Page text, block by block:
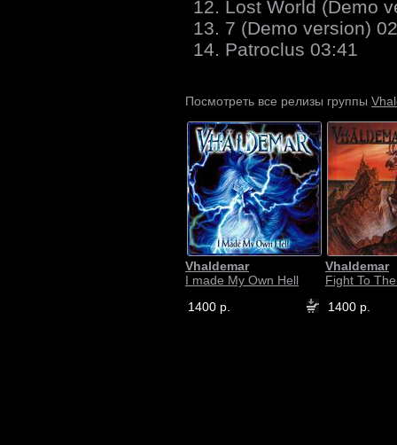
12. Lost World (Demo
13. 7 (Demo version)
14. Patroclus 03:41
Посмотреть все релизы группы
Vhaldemar
I made My Own Hell
1400 р.
Vhaldemar
Fight To
1400 р.